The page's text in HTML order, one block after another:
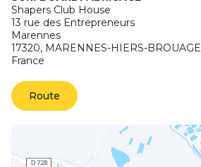
Shapers Club House
13 rue des Entrepreneurs
Marennes
17320, MARENNES-HIERS-BROUAGE
France
Route